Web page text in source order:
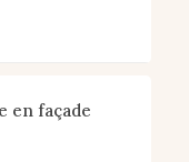
en façade